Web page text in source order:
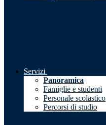
Servizi
Panoramica
Famiglie e studenti
Personale scolastico
Percorsi di studio